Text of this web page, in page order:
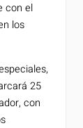
con el
los
25
con